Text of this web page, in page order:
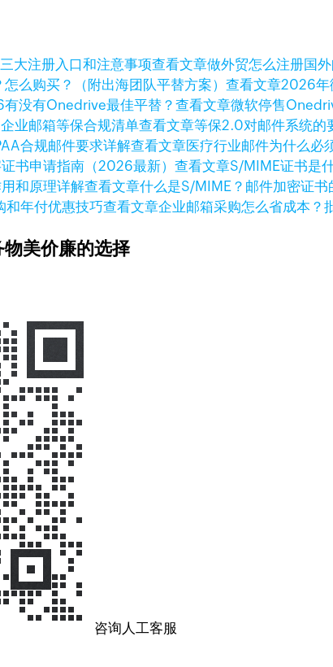
查看文章做外贸怎么注册国
查看文章2026年
查看文章微软停售
查看文章等保2.0对邮件系统的
查看文章医疗行业邮件为什么必
查看文章S/MIME证书是
查看文章什么是S/MIME？邮件加密证书
查看文章企业邮箱采购怎么省成本？
物美价廉的选择
咨询人工客服